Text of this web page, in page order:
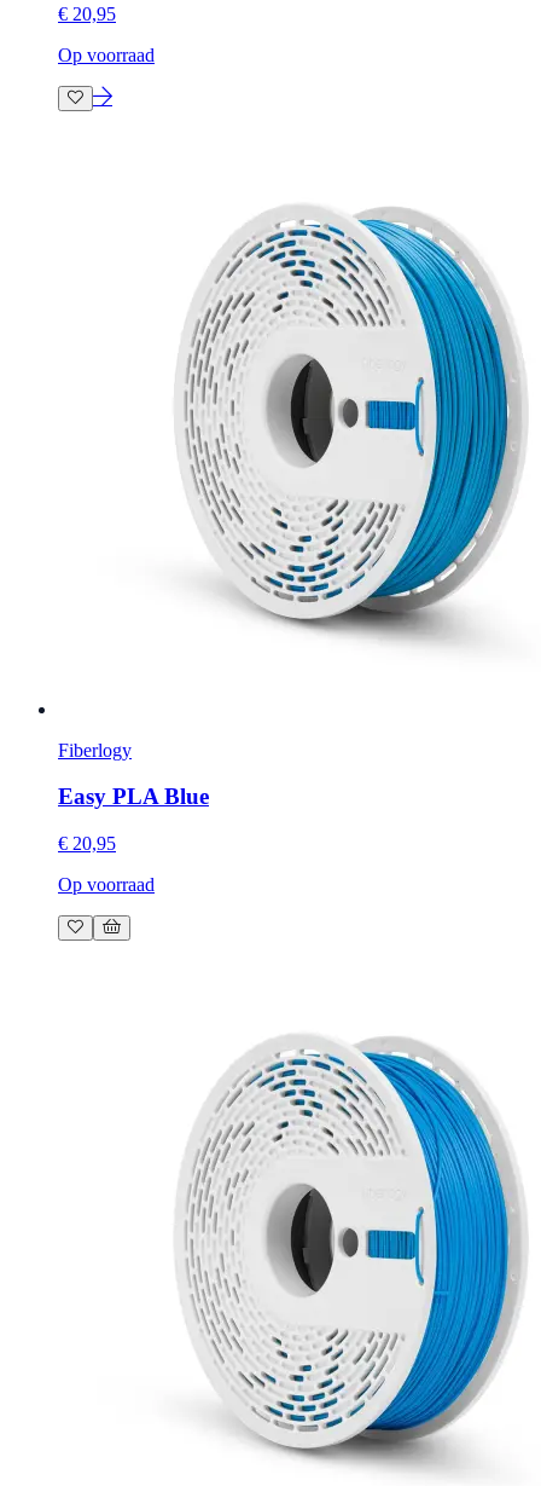
€ 20,95
Op voorraad
Fiberlogy
Easy PLA Blue
€ 20,95
Op voorraad